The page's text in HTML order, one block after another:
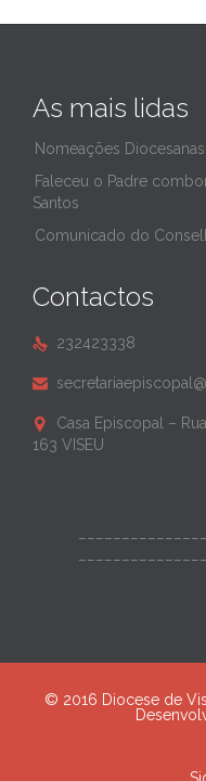
As mais lidas
Nomeações Diocesanas
Faleceu o Padre
Santos
Comunicado do
Contactos
 232423338


Casa Episcopal –
163 VISEU
© 2016 Diocese de